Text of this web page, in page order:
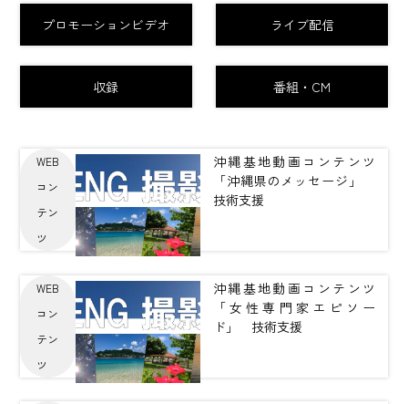
プロモーションビデオ ライブ配信
収録 番組・CM
WEB
コン
テン
ツ
沖縄基地動画コンテンツ
「沖縄県のメッセージ」
技術支援
WEB
コン
テン
ツ
沖縄基地動画コンテンツ
「女性専門家エピソー
ド」 技術支援